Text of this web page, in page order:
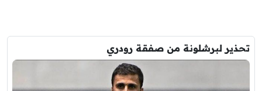
تحذير لبرشلونة من صفقة رودري